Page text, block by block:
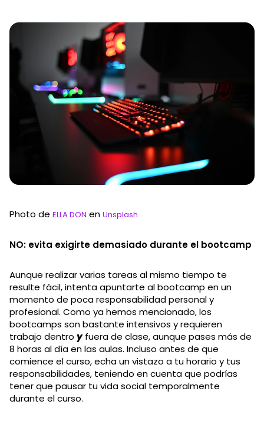
Photo de ELLA DON en Unsplash
NO: evita exigirte demasiado durante el bootcamp
Aunque realizar varias tareas al mismo tiempo te
resulte fácil, intenta apuntarte al bootcamp en un
momento de poca responsabilidad personal y
profesional. Como ya hemos mencionado, los
bootcamps son bastante intensivos y requieren
trabajo dentro yfuera de clase, aunque pases más de
8 horas al día en las aulas. Incluso antes de que
comience el curso, echa un vistazo a tu horario y tus
responsabilidades, teniendo en cuenta que podrías
tener que pausar tu vida social temporalmente
durante el curso.